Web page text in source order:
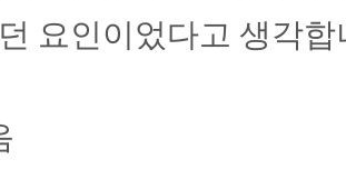
요인이었다고 생각합